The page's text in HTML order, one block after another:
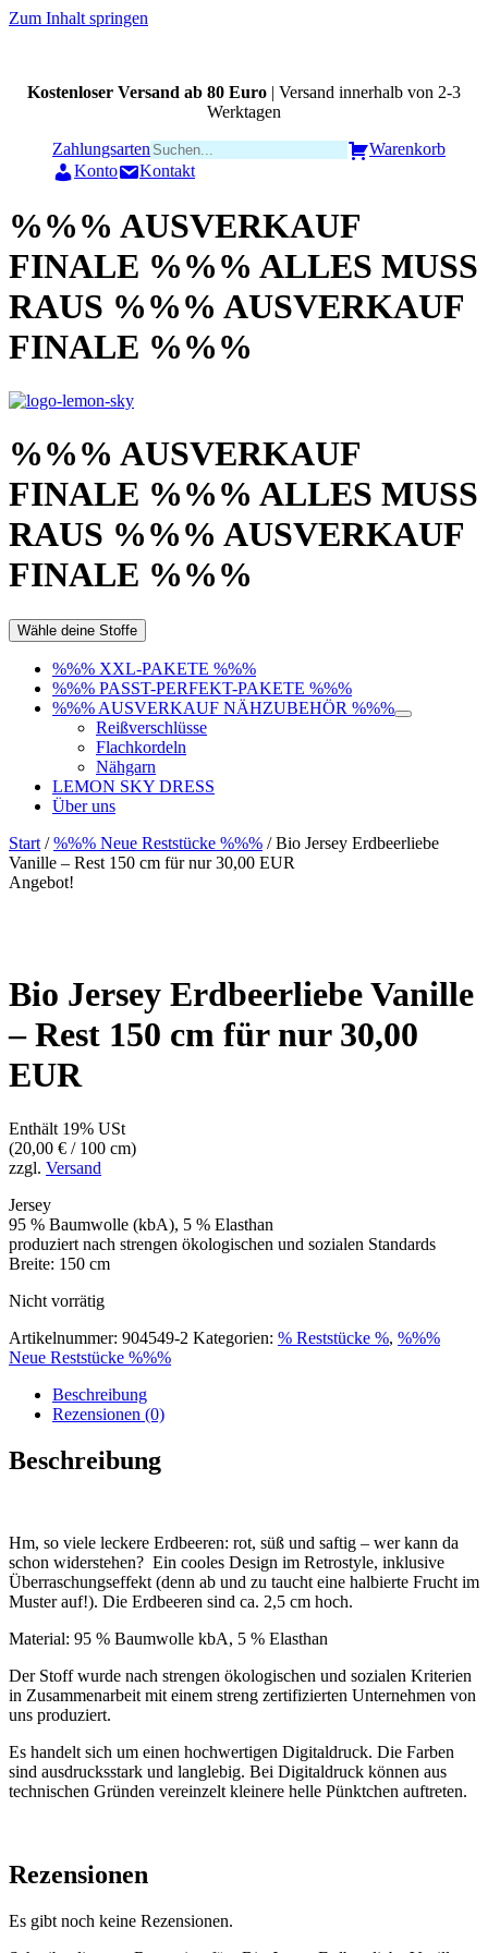
Zum Inhalt springen
Kostenloser Versand ab 80 Euro | Versand innerhalb von 2-3
Werktagen
Zahlungsarten
Warenkorb
Konto
Kontakt
%%% AUSVERKAUF
FINALE %%% ALLES MUSS
RAUS %%% AUSVERKAUF
FINALE %%%
%%% AUSVERKAUF
FINALE %%% ALLES MUSS
RAUS %%% AUSVERKAUF
FINALE %%%
Wähle deine Stoffe
%%% XXL-PAKETE %%%
%%% PASST-PERFEKT-PAKETE %%%
%%% AUSVERKAUF NÄHZUBEHÖR %%%
Reißverschlüsse
Flachkordeln
Nähgarn
LEMON SKY DRESS
Über uns
Start /%%% Neue Reststücke %%% / Bio Jersey Erdbeerliebe
Vanille – Rest 150 cm für nur 30,00 EUR
Angebot!
Bio Jersey Erdbeerliebe Vanille
– Rest 150 cm für nur 30,00
EUR
Enthält 19% USt
(20,00 € / 100 cm)
zzgl. Versand
Jersey
95 % Baumwolle (kbA), 5 % Elasthan
produziert nach strengen ökologischen und sozialen Standards
Breite: 150 cm
Nicht vorrätig
Artikelnummer: 904549-2 Kategorien: % Reststücke %, %%%
Neue Reststücke %%%
Beschreibung
Rezensionen (0)
Beschreibung
Hm, so viele leckere Erdbeeren: rot, süß und saftig – wer kann da
schon widerstehen? Ein cooles Design im Retrostyle, inklusive
Überraschungseffekt (denn ab und zu taucht eine halbierte Frucht im
Muster auf!). Die Erdbeeren sind ca. 2,5 cm hoch.
Material: 95 % Baumwolle kbA, 5 % Elasthan
Der Stoff wurde nach strengen ökologischen und sozialen Kriterien
in Zusammenarbeit mit einem streng zertifizierten Unternehmen von
uns produziert.
Es handelt sich um einen hochwertigen Digitaldruck. Die Farben
sind ausdrucksstark und langlebig. Bei Digitaldruck können aus
technischen Gründen vereinzelt kleinere helle Pünktchen auftreten.
Rezensionen
Es gibt noch keine Rezensionen.